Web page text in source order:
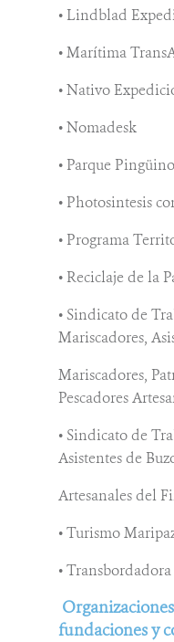
• Lindblad
• Marítima
• Nativo
• Nomadesk
• Parque
• Photosintesis
• Programa
• Reciclaje de la
• Sindicato de
Mariscadores,
Mariscadores,
Pescadores
• Sindicato de
Asistentes de
Artesanales del
• Turismo
•
fundaciones y